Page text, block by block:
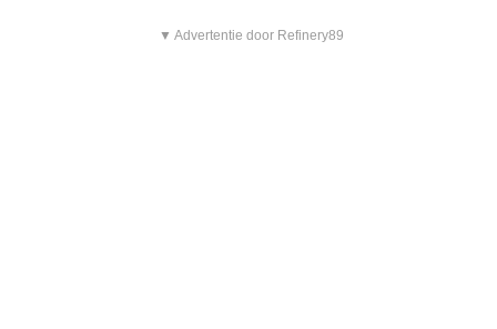
▼ Advertentie door Refinery89